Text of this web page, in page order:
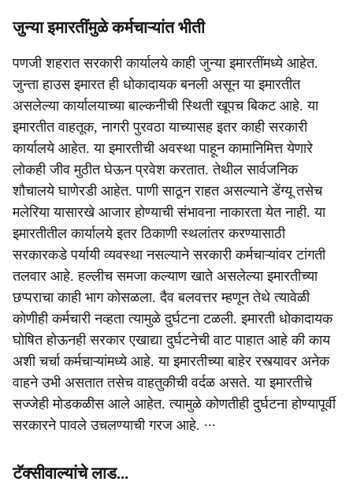
जुन्या इमारतींमुळे कर्मचाऱ्यांत भीती
पणजी शहरात सरकारी कार्यालये काही जुन्या इमारतींमध्ये आहेत.
जुन्ता हाउस इमारत ही धोकादायक बनली असून या इमारतीत
असलेल्या कार्यालयाच्या बाल्कनीची स्थिती खूपच बिकट आहे. या
इमारतीत वाहतूक, नागरी पुरवठा याच्यासह इतर काही सरकारी
कार्यालये आहेत. या इमारतीची अवस्था पाहून कामानिमित्त येणारे
लोकही जीव मुठीत घेऊन प्रवेश करतात. तेथील सार्वजनिक
शौचालये घाणेरडी आहेत. पाणी साठून राहत असल्याने डेंग्यू तसेच
मलेरिया यासारखे आजार होण्याची संभावना नाकारता येत नाही. या
इमारतीतील कार्यालये इतर ठिकाणी स्थलांतर करण्यासाठी
सरकारकडे पर्यायी व्यवस्था नसल्याने सरकारी कर्मचाऱ्यांवर टांगती
तलवार आहे. हल्लीच समजा कल्याण खाते असलेल्या इमारतीच्या
छप्पराचा काही भाग कोसळला. दैव बलवत्तर म्हणून तेथे त्यावेळी
कोणीही कर्मचारी नव्हता त्यामुळे दुर्घटना टळली. इमारती धोकादायक
घोषित होऊनही सरकार एखाद्या दुर्घटनेची वाट पाहात आहे की काय
अशी चर्चा कर्मचाऱ्यांमध्ये आहे. या इमारतीच्या बाहेर रस्त्यावर अनेक
वाहने उभी असतात तसेच वाहतुकीची वर्दळ असते. या इमारतीचे
सज्जेही मोडकळीस आले आहेत. त्यामुळे कोणतीही दुर्घटना होण्यापूर्वी
सरकारने पावले उचलण्याची गरज आहे. ∙∙∙
टॅक्सीवाल्यांचे लाड...